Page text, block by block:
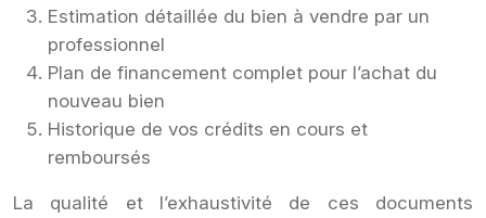
Estimation détaillée du bien à vendre par un
professionnel
Plan de financement complet pour l’achat du
nouveau bien
Historique de vos crédits en cours et
remboursés
La qualité et l’exhaustivité de ces documents